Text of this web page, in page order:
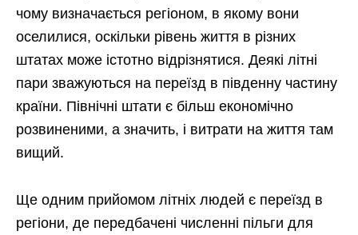
чому визначається регіоном, в якому вони
оселилися, оскільки рівень життя в різних
штатах може істотно відрізнятися. Деякі літні
пари зважуються на переїзд в південну частину
країни. Північні штати є більш економічно
розвиненими, а значить, і витрати на життя там
вищий.
Ще одним прийомом літніх людей є переїзд в
регіони, де передбачені численні пільги для